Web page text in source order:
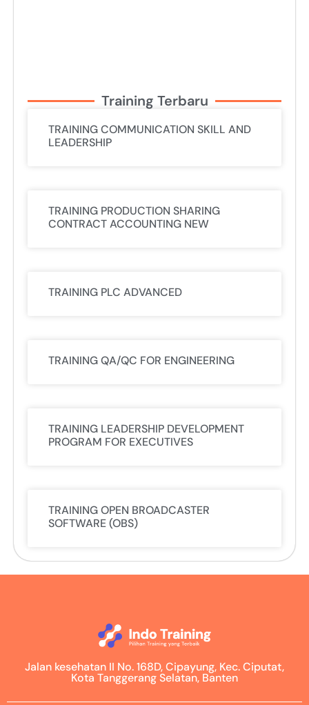
Training Terbaru
TRAINING COMMUNICATION SKILL AND
LEADERSHIP
TRAINING PRODUCTION SHARING
CONTRACT ACCOUNTING NEW
TRAINING PLC ADVANCED
TRAINING QA/QC FOR ENGINEERING
TRAINING LEADERSHIP DEVELOPMENT
PROGRAM FOR EXECUTIVES
TRAINING OPEN BROADCASTER
SOFTWARE (OBS)
Jalan kesehatan II No. 168D, Cipayung, Kec. Ciputat,
Kota Tanggerang Selatan, Banten